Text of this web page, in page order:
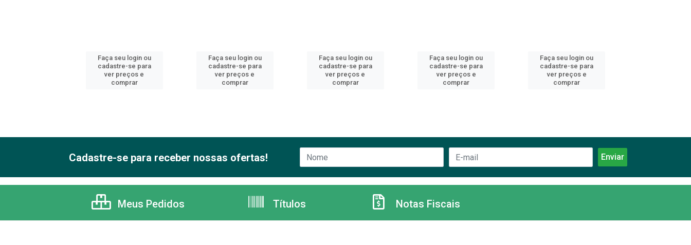
Faça seu login ou
cadastre-se para
ver preços e
comprar
Faça seu login ou
cadastre-se para
ver preços e
comprar
Faça seu login ou
cadastre-se para
ver preços e
comprar
Faça seu login ou
cadastre-se para
ver preços e
comprar
Faça seu login ou
cadastre-se para
ver preços e
comprar
Cadastre-se para receber nossas ofertas!
Meus Pedidos Títulos Notas Fiscais